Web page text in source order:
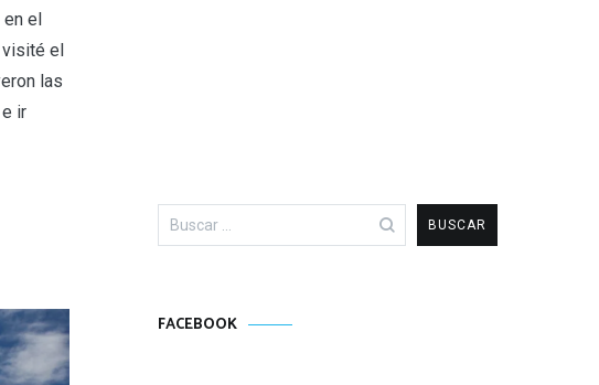
el
visité el
las
ir
Buscar:
FACEBOOK